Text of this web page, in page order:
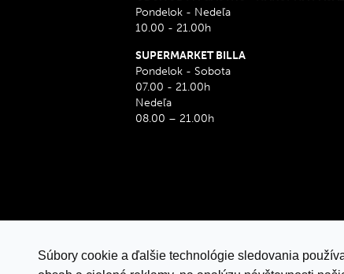
Súbory cookie a ďalšie technológie sledovania
Pondelok - Nedeľa
10.00 - 21.00h
SUPERMARKET BILLA
Pondelok - Sobota
07.00 - 21.00h
Nedeľa
08.00 – 21.00h